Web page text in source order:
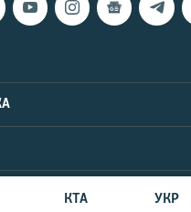
КТА УКР
Copyright Крым.Реалии, 2026 |